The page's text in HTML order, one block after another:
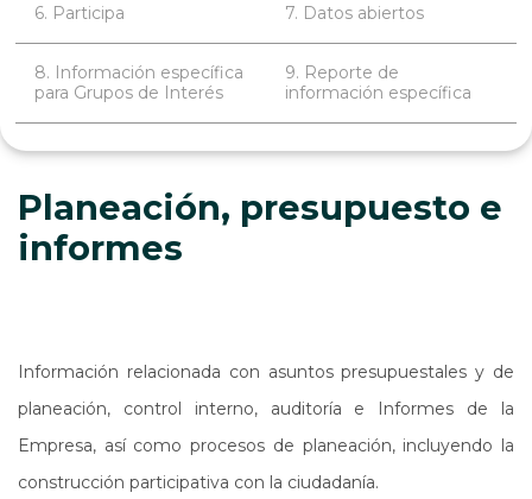
6. Participa 7. Datos abiertos
8. Información específica
para Grupos de Interés
9. Reporte de
información específica
Planeación, presupuesto e
informes
Información relacionada con asuntos presupuestales y de
planeación, control interno, auditoría e Informes de la
Empresa, así como procesos de planeación, incluyendo la
construcción participativa con la ciudadanía.